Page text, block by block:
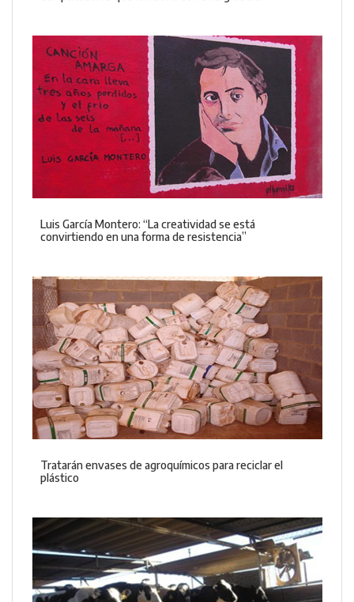
Luis García Montero: “La creatividad se está
convirtiendo en una forma de resistencia”
Tratarán envases de agroquímicos para reciclar el
plástico